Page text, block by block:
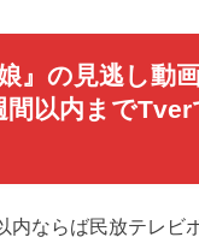
』 の見逃し動
間以内までTver
内ならば民放テレビ